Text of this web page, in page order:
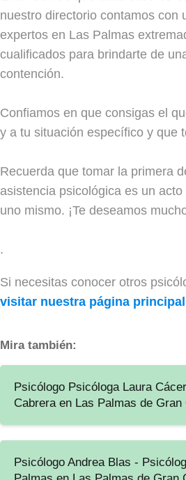
nuestro directorio contamos con
expertos en Las Palmas
cualificados para brindarte de
contención.
Confiamos en que consigas el
y a tu situación específico y que
Recuerda que tomar la primera
asistencia psicológica es un
uno mismo. ¡Te deseamos
.
Si necesitas conocer otros
visitar nuestra página principal
Mira también:
Psicólogo Psicóloga Laura
Cabrera en Las Palmas de Gran
Psicólogo Andrea Blas -